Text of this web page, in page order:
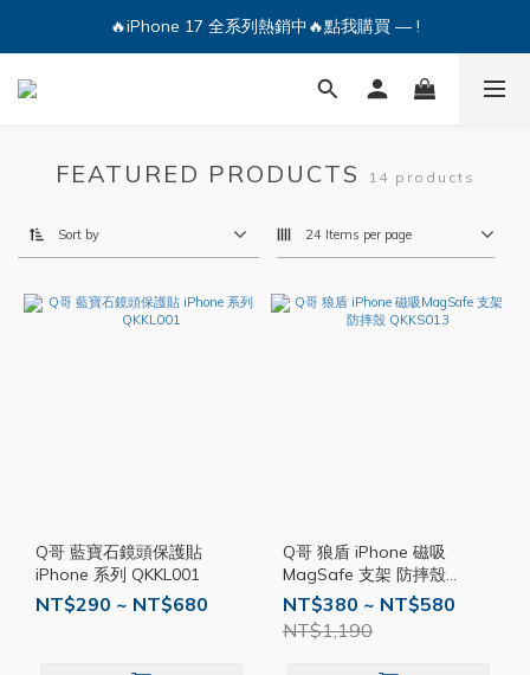
🔥iPhone 17 全系列熱銷中🔥點我購買 — !
🔥iPhone 17 全系列熱銷中🔥點我購買 — !
💕加入Q哥 Line 新好友領優惠券！🎫
FEATURED PRODUCTS 14 products
Sort by 24 Items per page
Q哥 藍寶石鏡頭保護貼
iPhone 系列 QKKL001
NT$290 ~ NT$680
Q哥 狼盾 iPhone 磁吸
MagSafe 支架 防摔殼
QKKS013
NT$380 ~ NT$580
NT$1,190